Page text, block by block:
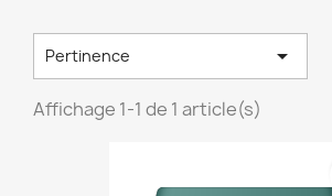
Pertinence 
Affichage 1-1 de 1 article(s)